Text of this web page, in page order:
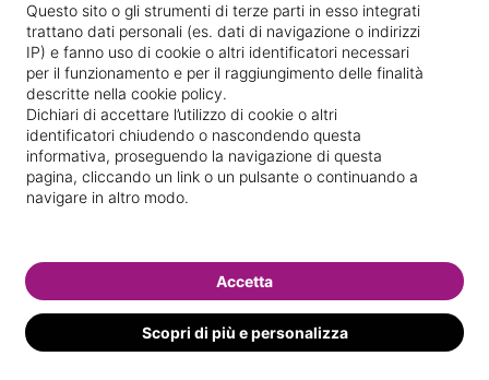
Scuola di estetica frequentata
Vedi le informazioni di Melania
Questo sito o gli strumenti di terze parti in esso integrati
trattano dati personali (es. dati di navigazione o indirizzi
IP) e fanno uso di cookie o altri identificatori necessari
per il funzionamento e per il raggiungimento delle finalità
descritte nella cookie policy.
Dichiari di accettare l’utilizzo di cookie o altri
identificatori chiudendo o nascondendo questa
informativa, proseguendo la navigazione di questa
pagina, cliccando un link o un pulsante o continuando a
navigare in altro modo.
Scopri di più e personalizza
Accetta